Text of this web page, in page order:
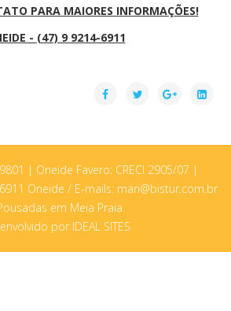
PARA MAIORES INFORMAÇÕES!
- (47) 9 9214-6911
| Oneide Favero: CRECI 2905/07 |
Oneide / E-mails: mari@bistur.com.br
em Meia Praia
por IDEAL SITES